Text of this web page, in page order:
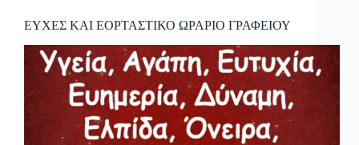
ΕΥΧΕΣ ΚΑΙ ΕΟΡΤΑΣΤΙΚΟ ΩΡΑΡΙΟ ΓΡΑΦΕΙΟΥ